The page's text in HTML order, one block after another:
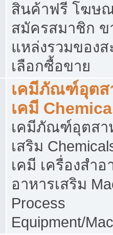
สินค้าฟรี โฆษ
สมัครสมาชิก ข
แหล่งรวมของ
เลือกซื้อขาย
เคมีภัณฑ์อุตส
เคมี
เคมีภัณฑ์อุตสา
เสริม
เคมี เครื่องสำ
อาหารเสริม
Process
Equipment/